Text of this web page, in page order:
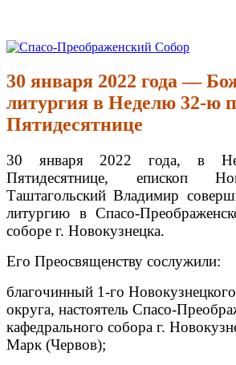
Перейти
содержимому
Спасо-Преображенский Собор
Спасо-Преображенский кафедральный
30 января 2022 года —
литургия в Неделю 32-ю
Пятидесятнице
30 января 2022 года, в
Пятидесятнице, епископ
Таштагольский Владимир
литургию в Спасо-
соборе г. Новокузнецка.
Его Преосвященству сослужили:
благочинный 1-го
округа, настоятель Спасо-
кафедрального собора г.
Марк (Червов);